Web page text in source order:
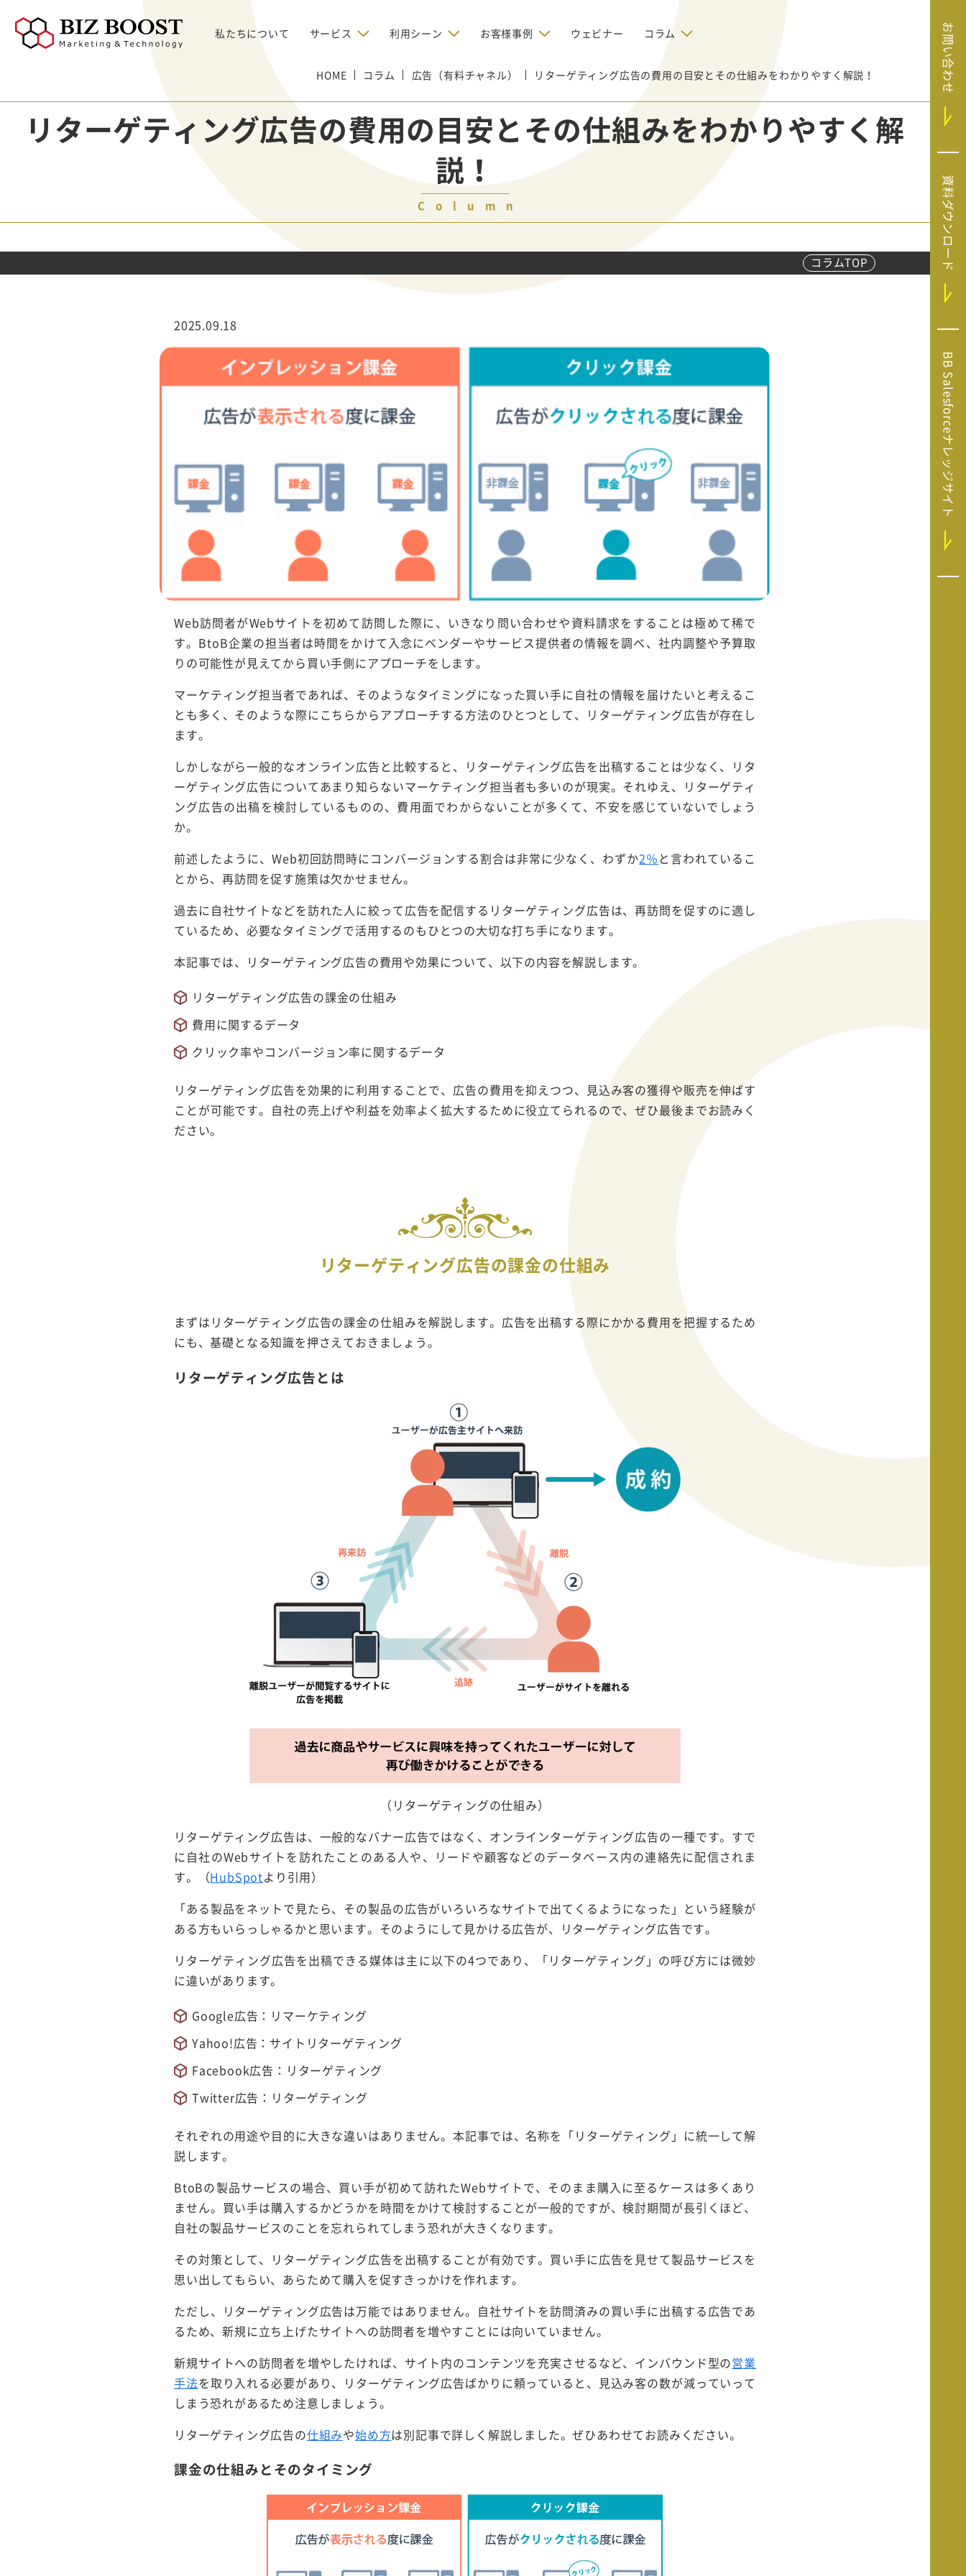
私たちについて サービス
コンサルティングサ
ービス
BtoBマーケティ
リード獲得
BtoB Webサイト
制作
メディアプロモー
行サービス
BtoBテレマーケ
ティング
リード醸成
デジタルリクルーティング
OMリクルーティン
グ
デジタルテクノロジー
SaaS導入
BIZUTTO経費
MRC（マーケラ
ー）
(マイクロソフト
クラリティ）
Salesforce（セ
ールスフォース）
HubSpot（ハブ
GA4運用支援サー
システムエンジニア
リング
利用シーン
Webからの問い合わせを増やしたい
セミナー/ウェビナーの集客を増や
したい
BtoBのテレマーケティングで成果を
BtoBのリスティング広告で成果を上
BtoBのインターネット広告で狙った
新規開拓の営業力を強化したい
採用コストを削減したい（中小企業
お客様事例
ウェビナー支援
イベントマーケティング
座談会
トレーラーハウスの認知度向上と文
化形成を目指して効果的なメールマ
ガジン配信の仕組みをMAで構築
ルな事例に学ぶ
ウェビナー コラム
戦略・マネジメント
デジタル施策 & チャネル
組織・パートナー & 法務
営業 & セールスオペ
HOME コラム 広告（有料チャネル） リターゲティング広告の費用の目安とその仕組みをわかりやすく解説！
リターゲティング広告の費用の目安とその仕組みをわかりやすく解
説！
Column
コラムTOP
2025.09.18
Web訪問者がWebサイトを初めて訪問した際に、いきなり問い合わせや資料請求をすることは極めて稀で
す。BtoB企業の担当者は時間をかけて入念にベンダーやサービス提供者の情報を調べ、社内調整や予算取
りの可能性が見えてから買い手側にアプローチをします。
マーケティング担当者であれば、そのようなタイミングになった買い手に自社の情報を届けたいと考えるこ
とも多く、そのような際にこちらからアプローチする方法のひとつとして、リターゲティング広告が存在し
ます。
しかしながら一般的なオンライン広告と比較すると、リターゲティング広告を出稿することは少なく、リタ
ーゲティング広告についてあまり知らないマーケティング担当者も多いのが現実。それゆえ、リターゲティ
ング広告の出稿を検討しているものの、費用面でわからないことが多くて、不安を感じていないでしょう
か。
前述したように、Web初回訪問時にコンバージョンする割合は非常に少なく、わずか2％ と言われているこ
とから、再訪問を促す施策は欠かせません。
過去に自社サイトなどを訪れた人に絞って広告を配信するリターゲティング広告は、再訪問を促すのに適し
ているため、必要なタイミングで活用するのもひとつの大切な打ち手になります。
本記事では、リターゲティング広告の費用や効果について、以下の内容を解説します。
リターゲティング広告の課金の仕組み
費用に関するデータ
クリック率やコンバージョン率に関するデータ
リターゲティング広告を効果的に利用することで、広告の費用を抑えつつ、見込み客の獲得や販売を伸ばす
ことが可能です。自社の売上げや利益を効率よく拡大するために役立てられるので、ぜひ最後までお読みく
ださい。
リターゲティング広告の課金の仕組み
まずはリターゲティング広告の課金の仕組みを解説します。広告を出稿する際にかかる費用を把握するため
にも、基礎となる知識を押さえておきましょう。
リターゲティング広告とは
（リターゲティングの仕組み）
リターゲティング広告は、一般的なバナー広告ではなく、オンラインターゲティング広告の一種です。すで
に自社のWebサイトを訪れたことのある人や、リードや顧客などのデータベース内の連絡先に配信されま
す。（HubSpotより引用）
「ある製品をネットで見たら、その製品の広告がいろいろなサイトで出てくるようになった」という経験が
ある方もいらっしゃるかと思います。そのようにして見かける広告が、リターゲティング広告です。
リターゲティング広告を出稿できる媒体は主に以下の4つであり、「リターゲティング」の呼び方には微妙
に違いがあります。
Google広告：リマーケティング
Yahoo!広告：サイトリターゲティング
Facebook広告：リターゲティング
Twitter広告：リターゲティング
それぞれの用途や目的に大きな違いはありません。本記事では、名称を「リターゲティング」に統一して解
説します。
BtoBの製品サービスの場合、買い手が初めて訪れたWebサイトで、そのまま購入に至るケースは多くあり
ません。買い手は購入するかどうかを時間をかけて検討することが一般的ですが、検討期間が長引くほど、
自社の製品サービスのことを忘れられてしまう恐れが大きくなります。
その対策として、リターゲティング広告を出稿することが有効です。買い手に広告を見せて製品サービスを
思い出してもらい、あらためて購入を促すきっかけを作れます。
ただし、リターゲティング広告は万能ではありません。自社サイトを訪問済みの買い手に出稿する広告であ
るため、新規に立ち上げたサイトへの訪問者を増やすことには向いていません。
新規サイトへの訪問者を増やしたければ、サイト内のコンテンツを充実させるなど、インバウンド型の営業
手法を取り入れる必要があり、リターゲティング広告ばかりに頼っていると、見込み客の数が減っていって
しまう恐れがあるため注意しましょう。
リターゲティング広告の仕組みや始め方は別記事で詳しく解説しました。ぜひあわせてお読みください。
課金の仕組みとそのタイミング
お問い合わせ
資料ダウンロード
BB Salesforceナレッジサイト